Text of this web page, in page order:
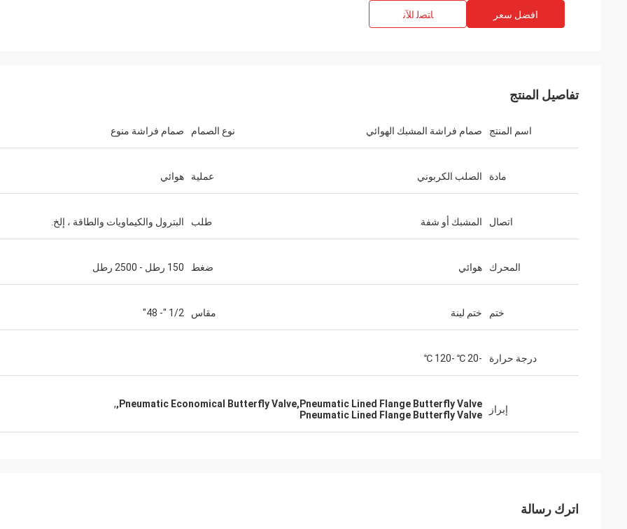
افضل سعر ﺎﺘﺼﻟ ﺍﻶﻧ
تفاصيل المنتج
اسم المنتج صمام فراشة المشبك الهوائي نوع الصمام صمام فراشة منوع
مادة الصلب الكربوني عملية هوائي
اتصال المشبك أو شفة طلب البترول والكيماويات والطاقة ، إلخ.
المحرك هوائي ضغط 150 رطل - 2500 رطل
ختم ختم لينة مقاس 1/2 "- 48"
درجة حرارة -20 ℃ -120 ℃
إبراز Pneumatic Economical Butterfly Valve,Pneumatic Lined Flange Butterfly Valve,
,
Pneumatic Lined Flange Butterfly Valve
اترك رسالة